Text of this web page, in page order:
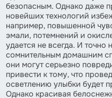
безопасным. Однако даже
новейших технологий
например, повышенной
эмали, потемнений и
удается не всегда. И точно
сомнительным домашним
они могут серьезно
привести к тому, что
осветлению улыбки будет
Однако красивая